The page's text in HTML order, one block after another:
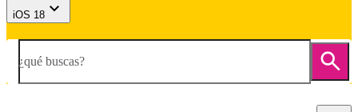
iOS 18
¿qué buscas?